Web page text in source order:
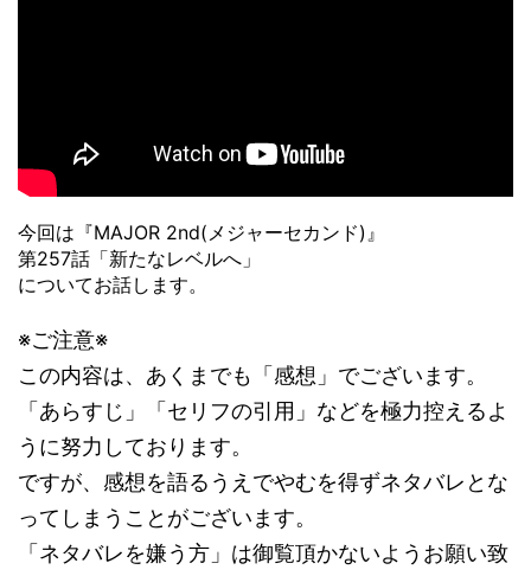
今回は『MAJOR 2nd(メジャーセカンド)』
第257話「新たなレベルへ」
についてお話します。
※ご注意※
この内容は、あくまでも「感想」でございます。
「あらすじ」「セリフの引用」などを極力控えるよ
うに努力しております。
ですが、感想を語るうえでやむを得ずネタバレとな
ってしまうことがございます。
「ネタバレを嫌う方」は御覧頂かないようお願い致